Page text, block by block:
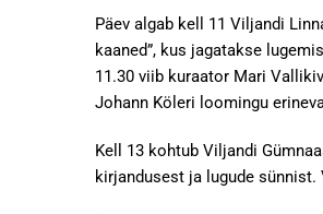
Päev algab kell 11 Viljandi
kaaned”, kus jagatakse
11.30 viib kuraator Mari
Johann Köleri loomingu
Kell 13 kohtub Viljandi
kirjandusest ja lugude